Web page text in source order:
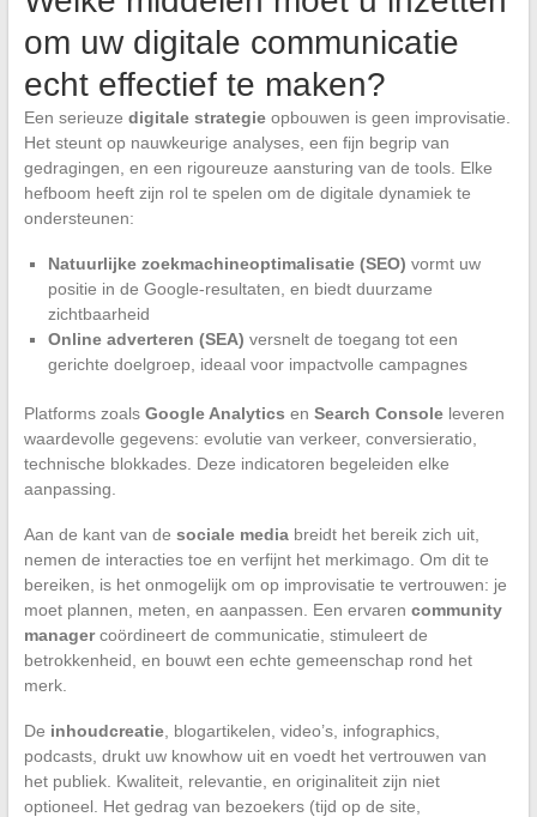
om uw digitale communicatie
echt effectief te maken?
Een serieuze digitale strategieopbouwen is geen improvisatie.
Het steunt op nauwkeurige analyses, een fijn begrip van
gedragingen, en een rigoureuze aansturing van de tools. Elke
hefboom heeft zijn rol te spelen om de digitale dynamiek te
ondersteunen:
Natuurlijke zoekmachineoptimalisatie (SEO) vormt uw
positie in de Google-resultaten, en biedt duurzame
zichtbaarheid
Online adverteren (SEA) versnelt de toegang tot een
gerichte doelgroep, ideaal voor impactvolle campagnes
Platforms zoals Google Analytics en Search Consoleleveren
waardevolle gegevens: evolutie van verkeer, conversieratio,
technische blokkades. Deze indicatoren begeleiden elke
aanpassing.
Aan de kant van de sociale mediabreidt het bereik zich uit,
nemen de interacties toe en verfijnt het merkimago. Om dit te
bereiken, is het onmogelijk om op improvisatie te vertrouwen: je
moet plannen, meten, en aanpassen. Een ervaren community
managercoördineert de communicatie, stimuleert de
betrokkenheid, en bouwt een echte gemeenschap rond het
merk.
De inhoudcreatie, blogartikelen, video’s, infographics,
podcasts, drukt uw knowhow uit en voedt het vertrouwen van
het publiek. Kwaliteit, relevantie, en originaliteit zijn niet
optioneel. Het gedrag van bezoekers (tijd op de site,